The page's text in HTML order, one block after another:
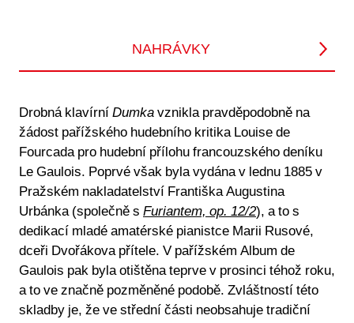
NAHRÁVKY
Drobná klavírní Dumka vznikla pravděpodobně na
žádost pařížského hudebního kritika Louise de
Fourcada pro hudební přílohu francouzského deníku
Le Gaulois. Poprvé však byla vydána v lednu 1885 v
Pražském nakladatelství Františka Augustina
Urbánka (společně s Furiantem, op. 12/2), a to s
dedikací mladé amatérské pianistce Marii Rusové,
dceři Dvořákova přítele. V pařížském Album de
Gaulois pak byla otištěna teprve v prosinci téhož roku,
a to ve značně pozměněné podobě. Zvláštností této
skladby je, že ve střední části neobsahuje tradiční